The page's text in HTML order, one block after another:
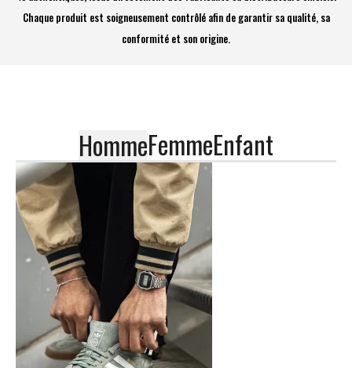
Chaque produit est soigneusement contrôlé afin de garantir sa qualité, sa
conformité et son origine.
HommeFemmeEnfant